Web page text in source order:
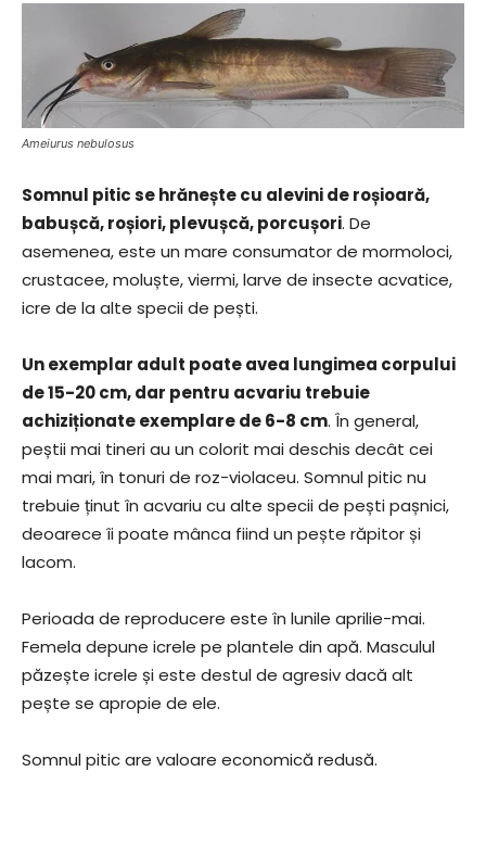
Ameiurus nebulosus
Somnul pitic se hrănește cu alevini de roșioară,
babușcă, roșiori, plevușcă, porcușori. De
asemenea, este un mare consumator de mormoloci,
crustacee, moluște, viermi, larve de insecte acvatice,
icre de la alte specii de pești.
Un exemplar adult poate avea lungimea corpului
de 15-20 cm, dar pentru acvariu trebuie
achiziționate exemplare de 6-8 cm. În general,
peștii mai tineri au un colorit mai deschis decât cei
mai mari, în tonuri de roz-violaceu. Somnul pitic nu
trebuie ținut în acvariu cu alte specii de pești pașnici,
deoarece îi poate mânca fiind un pește răpitor și
lacom.
Perioada de reproducere este în lunile aprilie-mai.
Femela depune icrele pe plantele din apă. Masculul
păzește icrele și este destul de agresiv dacă alt
pește se apropie de ele.
Somnul pitic are valoare economică redusă.